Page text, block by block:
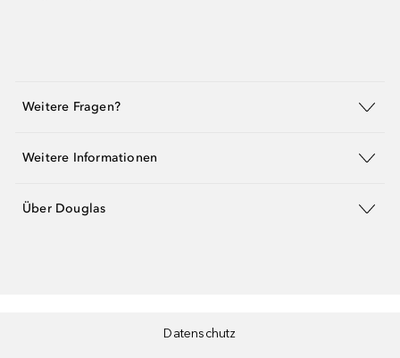
Weitere Fragen?
Weitere Informationen
Über Douglas
Datenschutz